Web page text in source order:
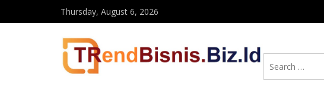
Thursday, August 6, 2026
for: